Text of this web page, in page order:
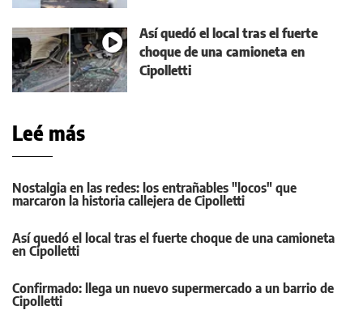
Así quedó el local tras el fuerte
choque de una camioneta en
Cipolletti
Leé más
Nostalgia en las redes: los entrañables "locos" que
marcaron la historia callejera de Cipolletti
Así quedó el local tras el fuerte choque de una camioneta
en Cipolletti
Confirmado: llega un nuevo supermercado a un barrio de
Cipolletti